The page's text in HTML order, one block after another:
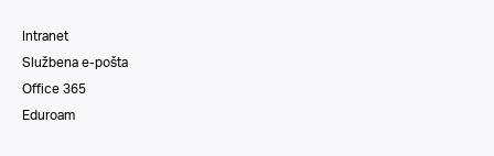
Intranet
Službena e-pošta
Office 365
Eduroam